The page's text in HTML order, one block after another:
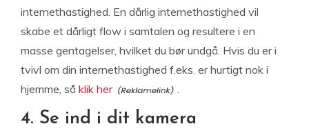
internethastighed. En dårlig internethastighed vil
skabe et dårligt flow i samtalen og resultere i en
masse gentagelser, hvilket du bør undgå. Hvis du er i
tvivl om din internethastighed f.eks. er hurtigt nok i
hjemme, så klik her .
4. Se ind i dit kamera